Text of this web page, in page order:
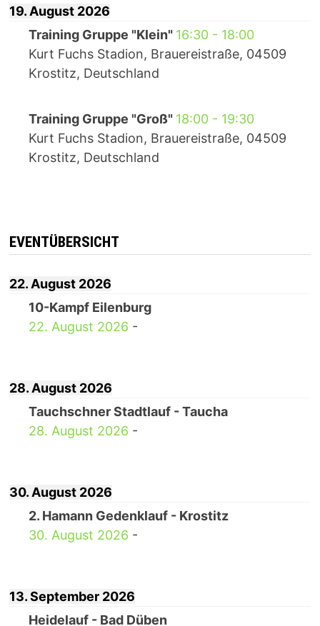
19. August 2026
Training Gruppe "Klein" 16:30- 18:00
Kurt Fuchs Stadion, Brauereistraße, 04509
Krostitz, Deutschland
Training Gruppe "Groß" 18:00- 19:30
Kurt Fuchs Stadion, Brauereistraße, 04509
Krostitz, Deutschland
EVENTÜBERSICHT
22. August 2026
10-Kampf Eilenburg
22. August 2026 -
28. August 2026
Tauchschner Stadtlauf - Taucha
28. August 2026 -
30. August 2026
2. Hamann Gedenklauf - Krostitz
30. August 2026 -
13. September 2026
Heidelauf - Bad Düben